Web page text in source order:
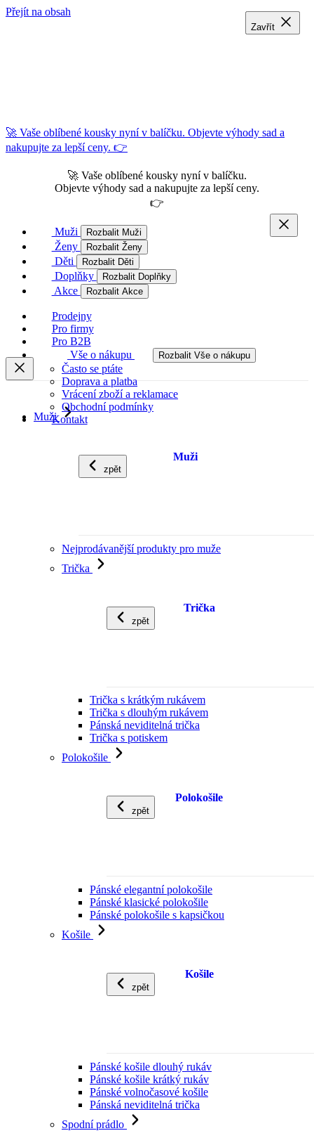
Přejít na obsah
🚀 Vaše oblíbené kousky nyní v balíčku. Objevte výhody sad a
nakupujte za lepší ceny. 👉
🚀 Vaše oblíbené kousky nyní v balíčku.
Objevte výhody sad a nakupujte za lepší ceny.
👉
Muži Rozbalit Muži
Ženy Rozbalit Ženy
Děti Rozbalit Děti
Doplňky Rozbalit Doplňky
Akce Rozbalit Akce
Prodejny
Pro firmy
Pro B2B
Vše o nákupu
Rozbalit Vše o nákupu
Často se ptáte
Doprava a platba
Vrácení zboží a reklamace
Obchodní podmínky
Kontakt
Muži
zpět
Muži
Nejprodávanější produkty pro muže
Trička
zpět
Trička
Trička s krátkým rukávem
Trička s dlouhým rukávem
Pánská neviditelná trička
Trička s potiskem
Polokošile
zpět
Polokošile
Pánské elegantní polokošile
Pánské klasické polokošile
Pánské polokošile s kapsičkou
Košile
zpět
Košile
Pánské košile dlouhý rukáv
Pánské košile krátký rukáv
Pánské volnočasové košile
Pánská neviditelná trička
Spodní prádlo
Zavřít
Zavřít
Zavřít